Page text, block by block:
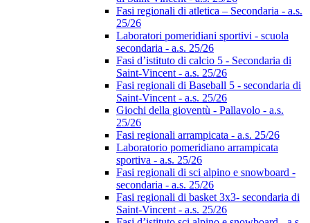
Fasi regionali di atletica – Secondaria - a.s.
25/26
Laboratori pomeridiani sportivi - scuola
secondaria - a.s. 25/26
Fasi d’istituto di calcio 5 - Secondaria di
Saint-Vincent - a.s. 25/26
Fasi regionali di Baseball 5 - secondaria di
Saint-Vincent - a.s. 25/26
Giochi della gioventù - Pallavolo - a.s.
25/26
Fasi regionali arrampicata - a.s. 25/26
Laboratorio pomeridiano arrampicata
sportiva - a.s. 25/26
Fasi regionali di sci alpino e snowboard -
secondaria - a.s. 25/26
Fasi regionali di basket 3x3- secondaria di
Saint-Vincent - a.s. 25/26